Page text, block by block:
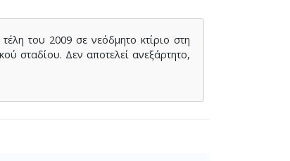
του 2009 σε νεόδμητο κτίριο στη
σταδίου. Δεν αποτελεί ανεξάρτητο,